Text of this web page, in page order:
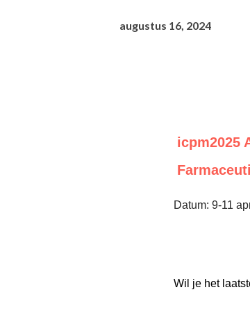
augustus 16, 2024
icpm2025
Datum: 9-11
Wil je het